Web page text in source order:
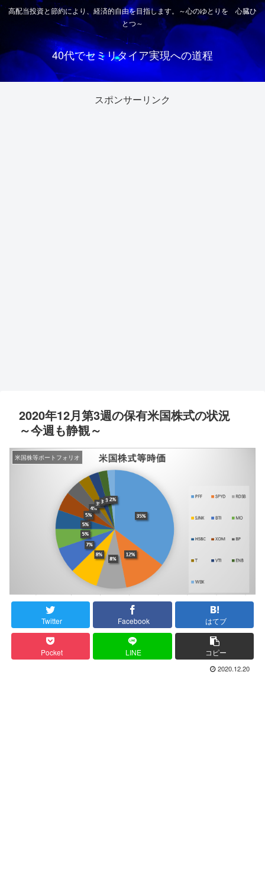
高配当投資と節約により、経済的自由を目指します。～心のゆとりを 心臓ひ
とつ～
40代でセミリタイア実現への道程
スポンサーリンク
2020年12月第3週の保有米国株式の状況
～今週も静観～
米国株等ポートフォリオ
Twitter Facebook はてブ
Pocket LINE コピー
2020.12.20